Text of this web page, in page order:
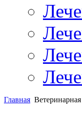
Главная Ветеринарная